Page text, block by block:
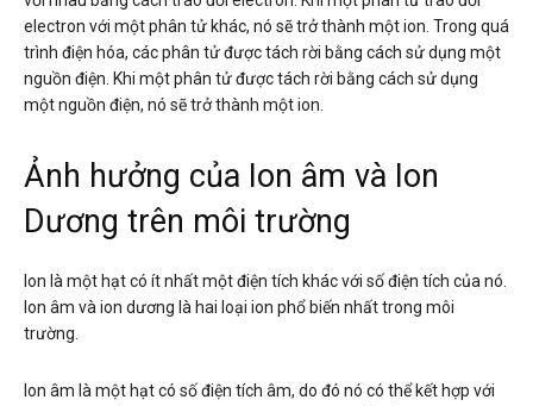
electron với một phân tử khác, nó sẽ trở thành một ion. Trong quá
trình điện hóa, các phân tử được tách rời bằng cách sử dụng một
nguồn điện. Khi một phân tử được tách rời bằng cách sử dụng
một nguồn điện, nó sẽ trở thành một ion.
Ảnh hưởng của Ion âm và Ion
Dương trên môi trường
Ion là một hạt có ít nhất một điện tích khác với số điện tích của nó.
Ion âm và ion dương là hai loại ion phổ biến nhất trong môi
trường.
Ion âm là một hạt có số điện tích âm, do đó nó có thể kết hợp với